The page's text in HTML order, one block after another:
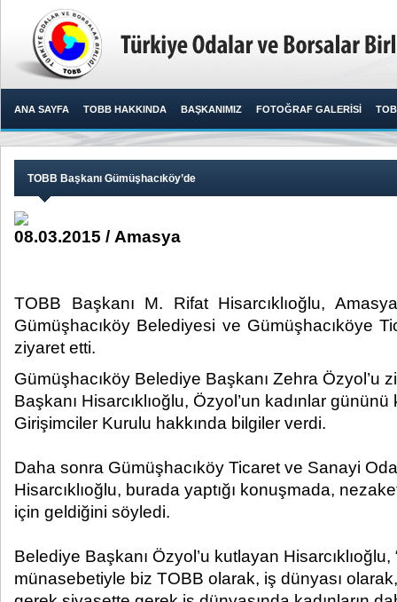
ANA SAYFA TOBB HAKKINDA BAŞKANIMIZ FOTOĞRAF GALERİSİ
TOBB Başkanı Gümüşhacıköy’de
08.03.2015 / Amasya
TOBB Başkanı M. Rifat Hisarcıklıoğlu,
Gümüşhacıköy Belediyesi ve Gümüşhacıköye
ziyaret etti.​
Gümüşhacıköy Belediye Başkanı Zehra Özyol’u
Başkanı Hisarcıklıoğlu, Özyol’un kadınlar
Girişimciler Kurulu hakkında bilgiler verdi.
Daha sonra Gümüşhacıköy Ticaret ve Sanayi
Hisarcıklıoğlu, burada yaptığı konuşmada,
için geldiğini söyledi.
Belediye Başkanı Özyol’u kutlayan
münasebetiyle biz TOBB olarak, iş dünyası